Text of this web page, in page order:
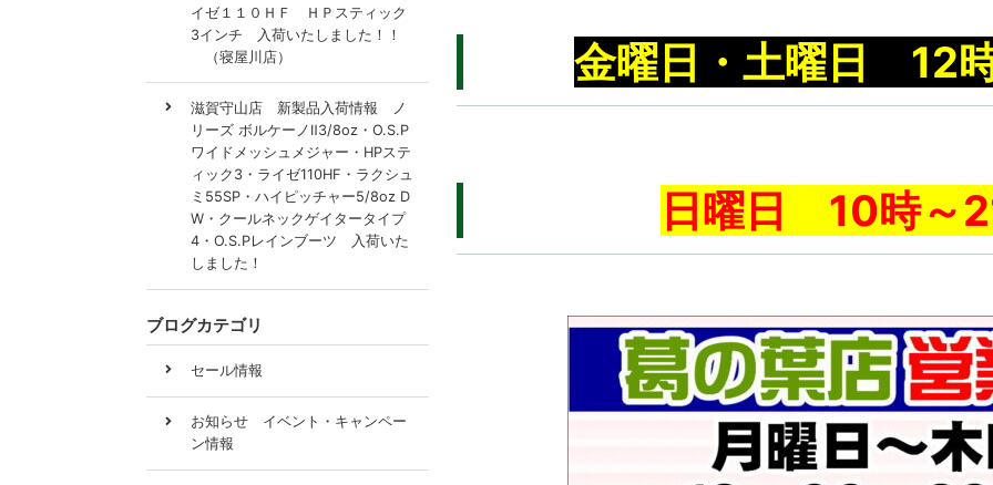
金曜日・土曜日 12
日曜日 10時～
イゼ１１０ＨＦ ＨＰスティック
3インチ 入荷いたしました！！
（寝屋川店）
滋賀守山店 新製品入荷情報 ノ
リーズ ボルケーノⅡ3/8oz・O.S.P
ワイドメッシュメジャー・HPステ
ィック3・ライゼ110HF・ラクシュ
ミ55SP・ハイピッチャー5/8oz D
W・クールネックゲイタータイプ
4・O.S.Pレインブーツ 入荷いた
しました！
ブログカテゴリ
セール情報
お知らせ イベント・キャンペー
ン情報